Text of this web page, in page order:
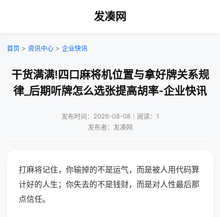
发凑网
首页 > 资讯中心 > 企业快讯
干货满满!四口麻将机位置与拿好牌关系规
律_后期听牌怎么选张提高胡率-企业快讯
发布时间：2026-08-08｜阅读：1
发布者：发凑网
打麻将记住，你输掉的不是运气，而是被人用代码算
计好的人生；你失去的不是钱财，而是对人性最后那
点信任。